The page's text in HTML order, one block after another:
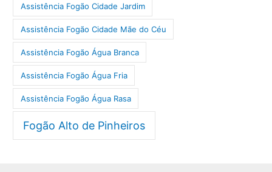
Assistência Fogão Cidade Jardim
Assistência Fogão Cidade Mãe do Céu
Assistência Fogão Água Branca
Assistência Fogão Água Fria
Assistência Fogão Água Rasa
Fogão Alto de Pinheiros